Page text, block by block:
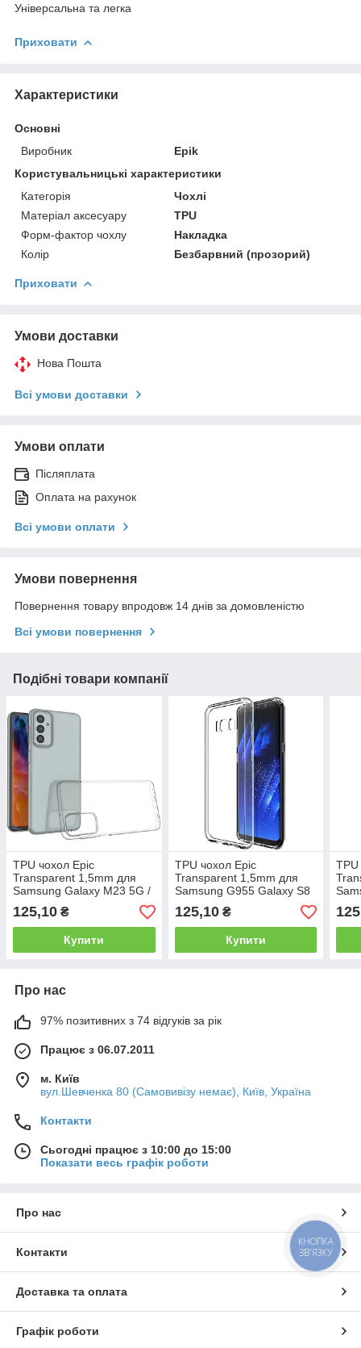
Універсальна та легка
Приховати
Характеристики
Основні
Виробник
Epik
Користувальницькі характеристики
Категорія
Чохлі
Матеріал аксесуару
TPU
Форм-фактор чохлу
Накладка
Колір
Безбарвний (прозорий)
Приховати
Умови доставки
Нова Пошта
Всі умови доставки
Умови оплати
Післяплата
Оплата на рахунок
Всі умови оплати
Умови повернення
Повернення товару впродовж 14 днів за домовленістю
Всі умови повернення
Подібні товари компанії
TPU чохол Epic
Transparent 1,5mm для
Samsung Galaxy M23 5G /
M13 4G
125,10 ₴
Купити
TPU чохол Epic
Transparent 1,5mm для
Samsung G955 Galaxy S8
Plus
125,10₴
Купити
TPU
Про нас
97% позитивних з 74 відгуків за рік
Працює з 06.07.2011
м. Київ
вул.Шевченка 80 (Самовивізу немає), Київ, Україна
Контакти
Сьогодні працює з 10:00 до 15:00
Показати весь графік роботи
Про нас
Контакти
Доставка та оплата
Графік роботи
КНОПКА
ЗВ'ЯЗКУ